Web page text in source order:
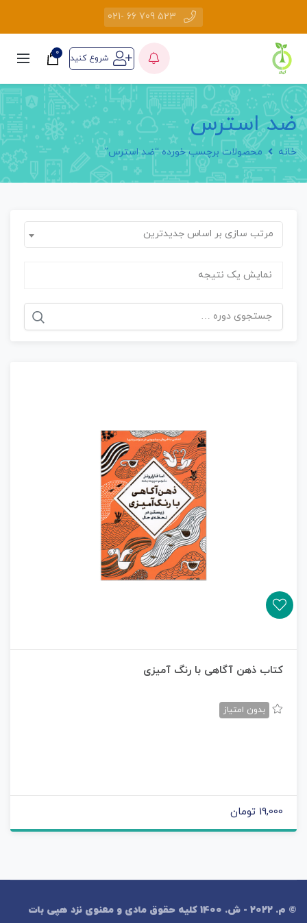
523 709 66 -021
شروع کنید 0
ضد استرس
خانه محصولات برچسب خورده “ضد استرس”
مرتب سازی بر اساس جدیدترین
نمایش یک نتیجه
جستجو
برای:
کتاب ذهن آگاهی با رنگ آمیزی
بدون امتیاز
19,000 تومان
© م. 2022 - ش. 1400 کلیه حقوق مادی و معنوی نزد هپی بات